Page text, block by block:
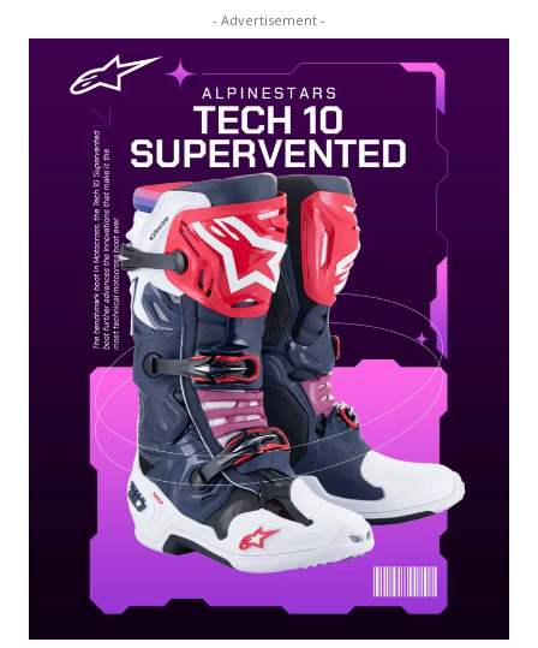
- Advertisement -